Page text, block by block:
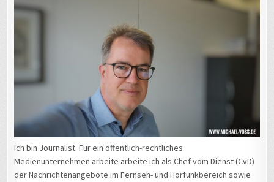
Ich bin Journalist. Für ein öffentlich-rechtliches
Medienunternehmen arbeite arbeite ich als Chef vom Dienst (CvD)
der Nachrichtenangebote im Fernseh- und Hörfunkbereich sowie